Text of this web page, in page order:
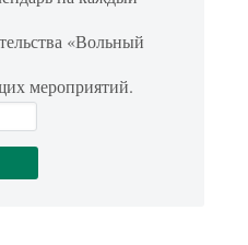
«Вольный
мероприятий.